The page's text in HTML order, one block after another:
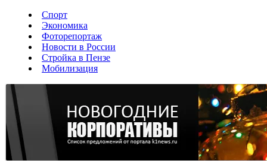
Спорт
Экономика
Фоторепортаж
Новости в России
Стройка в Пензе
Мобилизация